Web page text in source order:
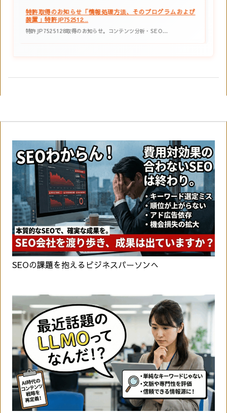
特許取得のお知らせ「情報処理方法、そのプログラムおよび
装置」特許JP752512...
特許JP7525128取得のお知らせ。コンテンツ分析・SEO…
SEOの課題を抱えるビジネスパーソンへ